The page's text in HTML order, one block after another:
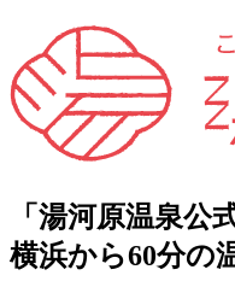
「湯河原温泉公
横浜から60分の